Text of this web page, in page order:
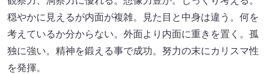
穏やかに見えるが内面が複雑。見た目と中身は違う。何を
考えているか分からない。外面より内面に重きを置く。孤
独に強い。精神を鍛える事で成功。努力の末にカリスマ性
を発揮。